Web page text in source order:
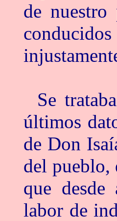
de
Se
últimos
de Don
del pueblo,
que
labor de